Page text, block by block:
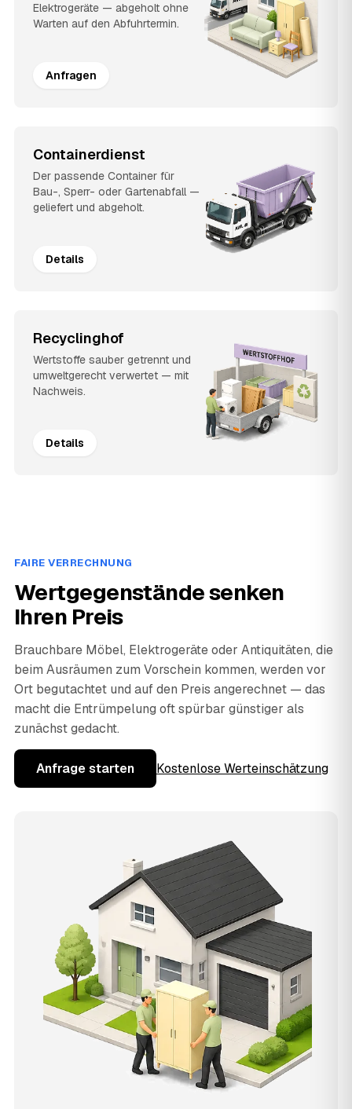
Elektrogeräte — abgeholt ohne
Warten auf den Abfuhrtermin.
Anfragen
Containerdienst
Der passende Container für
Bau-, Sperr- oder Gartenabfall —
geliefert und abgeholt.
Details
Recyclinghof
Wertstoffe sauber getrennt und
umweltgerecht verwertet — mit
Nachweis.
Details
FAIRE VERRECHNUNG
Wertgegenstände senken
Ihren Preis
Brauchbare Möbel, Elektrogeräte oder Antiquitäten, die
beim Ausräumen zum Vorschein kommen, werden vor
Ort begutachtet und auf den Preis angerechnet — das
macht die Entrümpelung oft spürbar günstiger als
zunächst gedacht.
Anfrage starten Kostenlose Werteinschätzung